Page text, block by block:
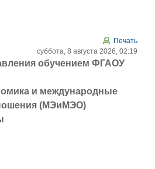
Печать
суббота, 8 августа 2026, 02:19
обучением ФГАОУ
и международные
(МЭиМЭО)